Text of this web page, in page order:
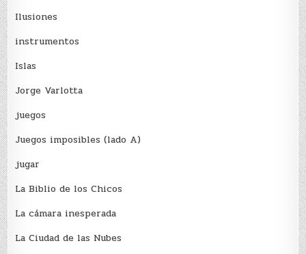
Ilusiones
instrumentos
Islas
Jorge Varlotta
juegos
Juegos imposibles (lado A)
jugar
La Biblio de los Chicos
La cámara inesperada
La Ciudad de las Nubes